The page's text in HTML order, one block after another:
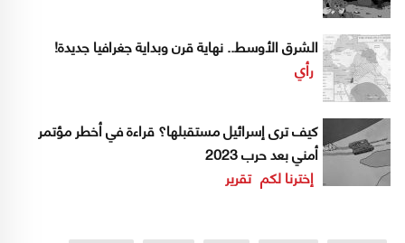
الشرق الأوسط.. نهاية قرن وبداية جغرافيا جديدة!
رأي
كيف ترى إسرائيل مستقبلها؟ قراءة في أخطر مؤتمر
أمني بعد حرب 2023
إخترنا لكم تقرير